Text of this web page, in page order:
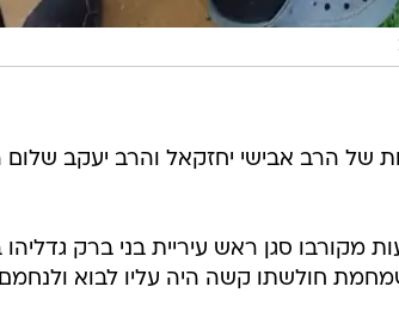
של הרב אבישי יחזקאל והרב יעקב שלום
סגן ראש עיריית בני ברק גדליהו
חולשתו קשה היה עליו לבוא